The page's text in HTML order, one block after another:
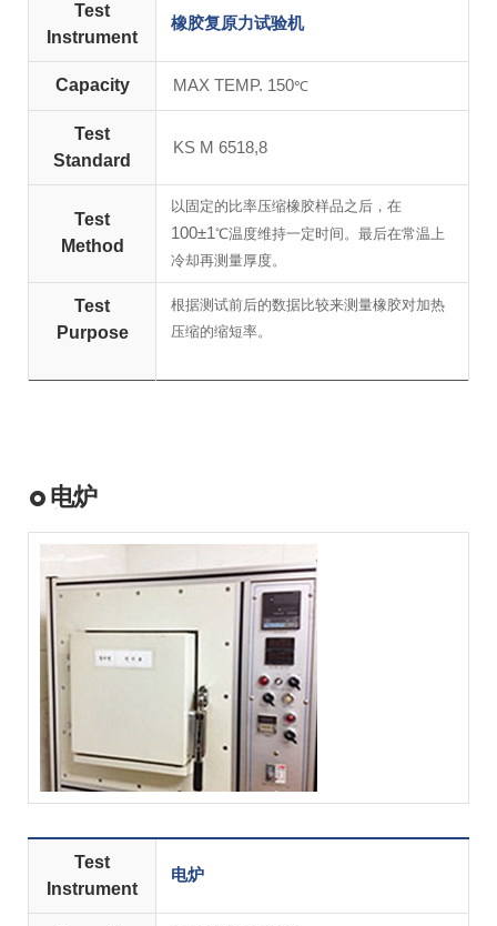
Test
Instrument
橡胶复原力试验机
Capacity MAX TEMP. 150℃
Test
Standard
KS M 6518,8
Test
Method
以固定的比率压缩橡胶样品之后，在
100±1℃温度维持一定时间。最后在常温上
冷却再测量厚度。
Test
Purpose
根据测试前后的数据比较来测量橡胶对加热
压缩的缩短率。
电炉
Test
Instrument
电炉